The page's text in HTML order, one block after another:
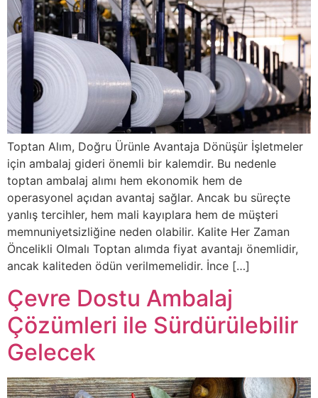
Toptan Alım, Doğru Ürünle Avantaja Dönüşür İşletmeler
için ambalaj gideri önemli bir kalemdir. Bu nedenle
toptan ambalaj alımı hem ekonomik hem de
operasyonel açıdan avantaj sağlar. Ancak bu süreçte
yanlış tercihler, hem mali kayıplara hem de müşteri
memnuniyetsizliğine neden olabilir. Kalite Her Zaman
Öncelikli Olmalı Toptan alımda fiyat avantajı önemlidir,
ancak kaliteden ödün verilmemelidir. İnce […]
Çevre Dostu Ambalaj
Çözümleri ile Sürdürülebilir
Gelecek